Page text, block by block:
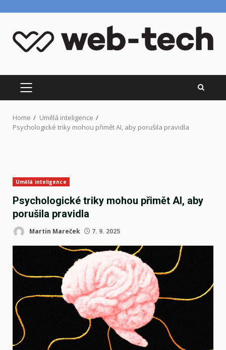
content
PRIMARY
MENU
Home
Umělá inteligence
Psychologické triky mohou přimět AI, aby porušila pravidla
Umělá inteligence
Psychologické triky mohou přimět AI, aby
porušila pravidla
Martin Mareček 7. 9. 2025